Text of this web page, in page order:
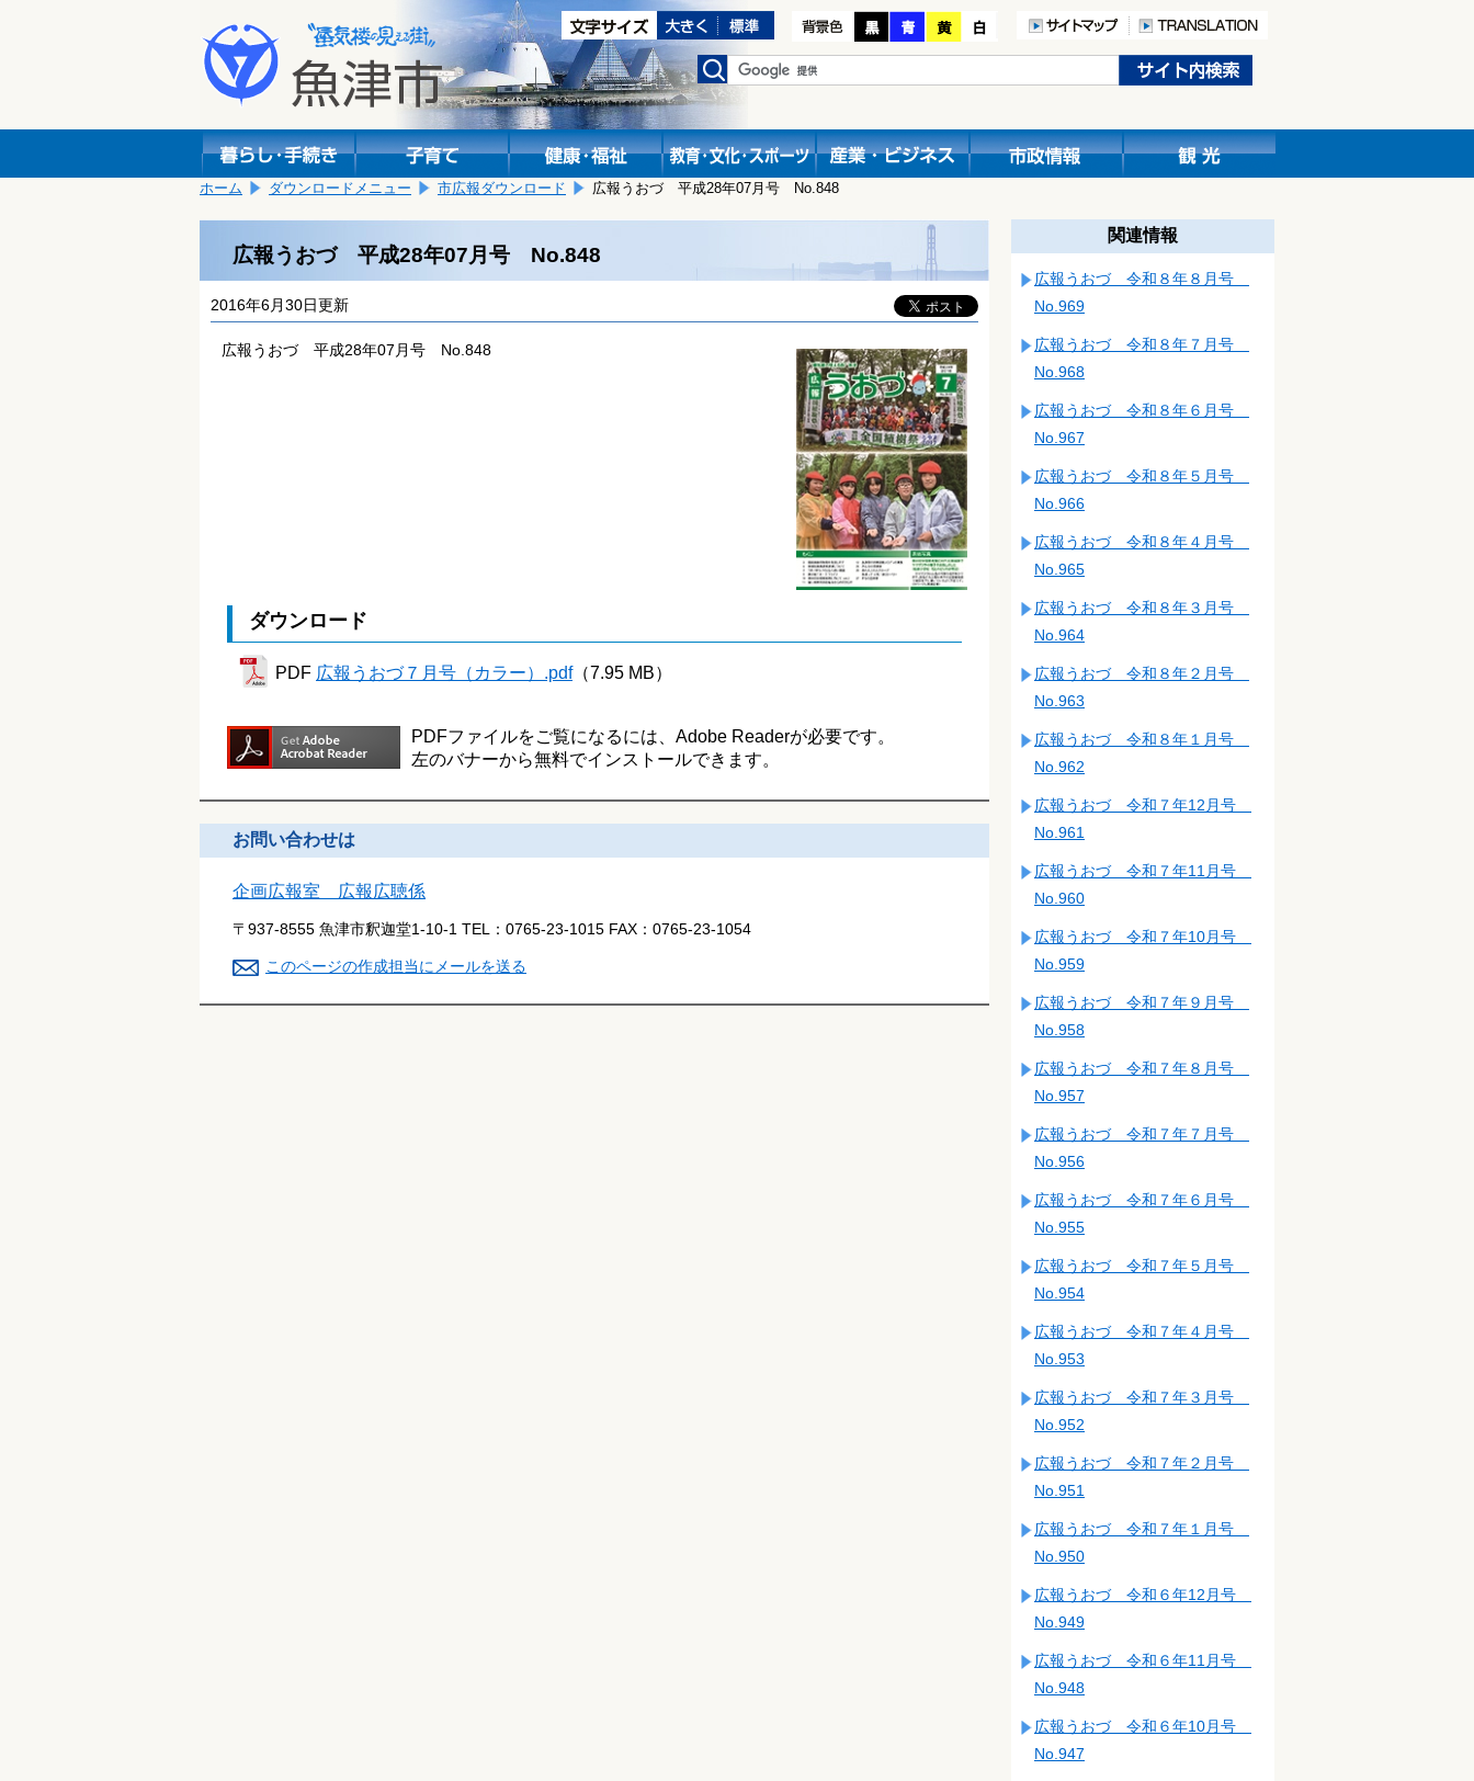
し
ホーム ダウンロードメニュー 市広報ダウンロード 広報うおづ 平成28年07月号 No.848
広報うおづ 平成28年07月号 No.848
2016年6月30日更新
広報うおづ 平成28年07月号 No.848
ダウンロード
PDF 広報うおづ７月号（カラー）.pdf（7.95 MB）
PDFファイルをご覧になるには、Adobe Readerが必要です。
左のバナーから無料でインストールできます。
お問い合わせは
企画広報室 広報広聴係
〒937-8555 魚津市釈迦堂1-10-1 TEL： 0765-23-1015 FAX： 0765-23-1054
このページの作成担当にメールを送る
関連情報
広報うおづ 令和８年８月号
No.969
広報うおづ 令和８年７月号
No.968
広報うおづ 令和８年６月号
No.967
広報うおづ 令和８年５月号
No.966
広報うおづ 令和８年４月号
No.965
広報うおづ 令和８年３月号
No.964
広報うおづ 令和８年２月号
No.963
広報うおづ 令和８年１月号
No.962
広報うおづ 令和７年12月号
No.961
広報うおづ 令和７年11月号
No.960
広報うおづ 令和７年10月号
No.959
広報うおづ 令和７年９月号
No.958
広報うおづ 令和７年８月号
No.957
広報うおづ 令和７年７月号
No.956
広報うおづ 令和７年６月号
No.955
広報うおづ 令和７年５月号
No.954
広報うおづ 令和７年４月号
No.953
広報うおづ 令和７年３月号
No.952
広報うおづ 令和７年２月号
No.951
広報うおづ 令和７年１月号
No.950
広報うおづ 令和６年12月号
No.949
広報うおづ 令和６年11月号
No.948
広報うおづ 令和６年10月号
No.947